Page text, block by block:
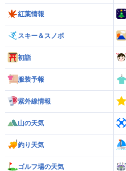
紅葉情報
スキー＆スノボ
初詣
服装予報
紫外線情報
山の天気
釣り天気
ゴルフ場の天気